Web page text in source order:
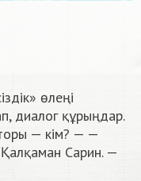
өлеңі
диалог құрыңдар.
— кім? — —
Қалқаман Сарин. —